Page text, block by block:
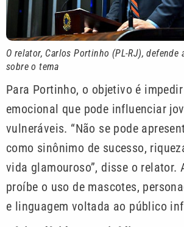
O relator, Carlos Portinho (PL-RJ), defende
sobre o tema
Para Portinho, o objetivo é
emocional que pode influenciar
vulneráveis. “Não se pode
como sinônimo de sucesso,
vida glamouroso”, disse o relator.
proíbe o uso de mascotes,
e linguagem voltada ao público